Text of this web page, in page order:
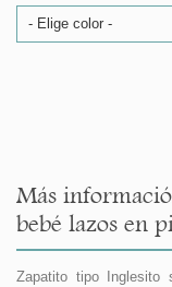
- Elige color -
Más
bebé lazos en
Zapatito tipo Inglesito